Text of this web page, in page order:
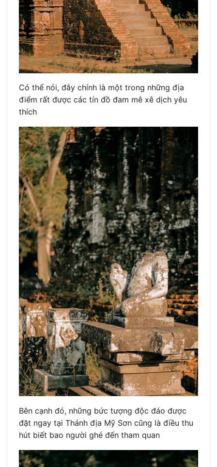
Có thể nói, đây chính là một trong những địa
điểm rất được các tín đồ đam mê xê dịch yêu
thích
Bên cạnh đó, những bức tượng độc đáo được
đặt ngay tại Thánh địa Mỹ Sơn cũng là điều thu
hút biết bao người ghé đến tham quan